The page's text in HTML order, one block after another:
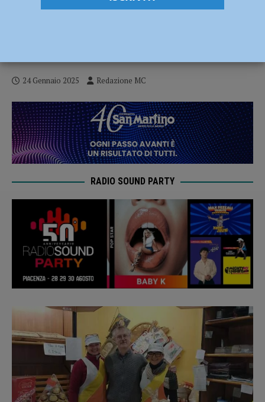
Le Storie di Confesercenti fa tappa a
24 Gennaio 2025 Redazione MC
RADIO SOUND PARTY